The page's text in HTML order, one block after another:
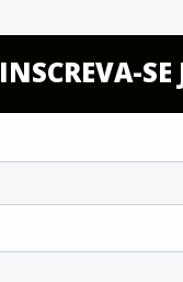
INSCREVA-SE